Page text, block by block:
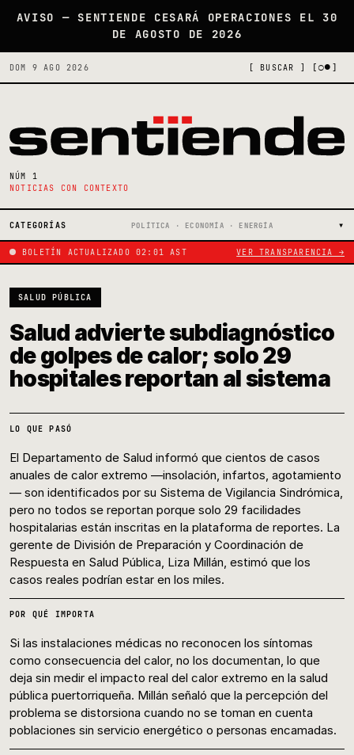
AVISO — SENTIENDE CESARÁ OPERACIONES EL 30
DE AGOSTO DE 2026
DOM 9 AGO 2026 [ BUSCAR ] [○●]
NÚM 1
NOTICIAS CON CONTEXTO
CATEGORÍAS POLÍTICA · ECONOMÍA · ENERGÍA
BOLETÍN ACTUALIZADO 02:01 AST VER TRANSPARENCIA →
SALUD PÚBLICA
Salud advierte subdiagnóstico
de golpes de calor; solo 29
hospitales reportan al sistema
LO QUE PASÓ
El Departamento de Salud informó que cientos de casos
anuales de calor extremo —insolación, infartos, agotamiento
— son identificados por su Sistema de Vigilancia Sindrómica,
pero no todos se reportan porque solo 29 facilidades
hospitalarias están inscritas en la plataforma de reportes. La
gerente de División de Preparación y Coordinación de
Respuesta en Salud Pública, Liza Millán, estimó que los
casos reales podrían estar en los miles.
POR QUÉ IMPORTA
Si las instalaciones médicas no reconocen los síntomas
como consecuencia del calor, no los documentan, lo que
deja sin medir el impacto real del calor extremo en la salud
pública puertorriqueña. Millán señaló que la percepción del
problema se distorsiona cuando no se toman en cuenta
poblaciones sin servicio energético o personas encamadas.